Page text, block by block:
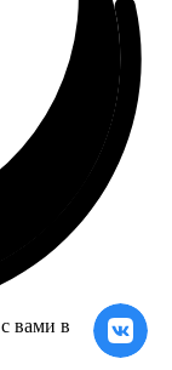
вами в